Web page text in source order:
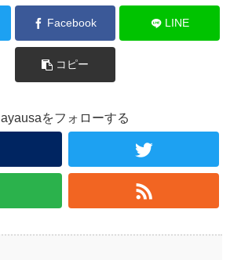
Facebook LINE
コピー
ayausaをフォローする